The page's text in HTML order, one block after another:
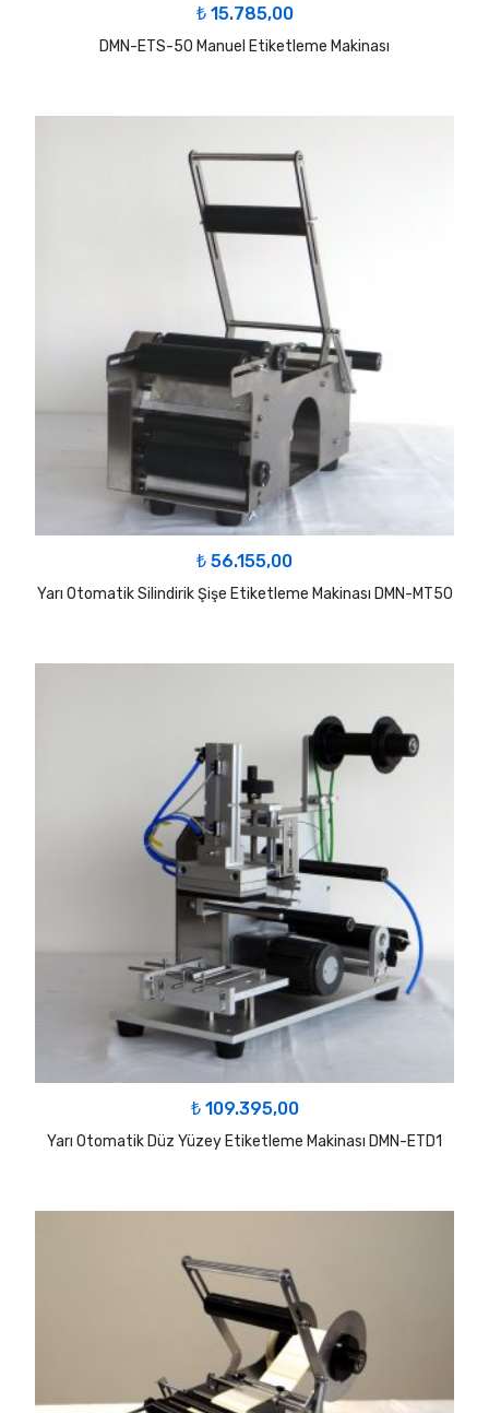
₺15.785,00
DMN-ETS-50 Manuel Etiketleme Makinası
₺ 56.155,00
Yarı Otomatik Silindirik Şişe Etiketleme Makinası DMN-MT50
₺109.395,00
Yarı Otomatik Düz Yüzey Etiketleme Makinası DMN-ETD1